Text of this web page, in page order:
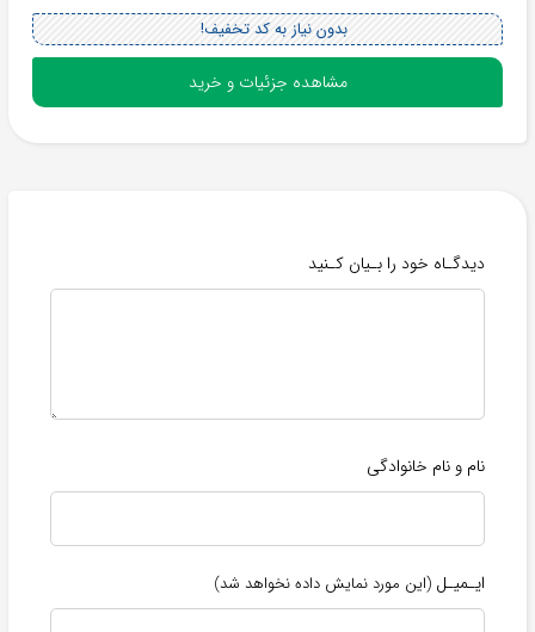
بدون نیاز به کد تخفیف!
مشاهده جزئیات و خرید
دیدگـاه خود را بـیان کـنید
نام و نام خانوادگی
ایـمیـل (این مورد نمایش داده نخواهد شد)